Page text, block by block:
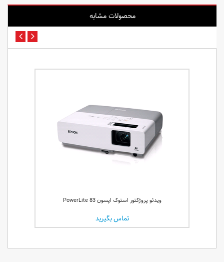
محصولات مشابه
ویدئو پروژکتور استوک اپسون PowerLite 83
تماس بگیرید